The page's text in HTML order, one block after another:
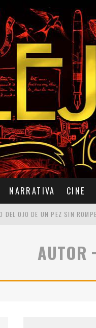
NARRATIVA CINE
ALONSO RABÍAUTOR